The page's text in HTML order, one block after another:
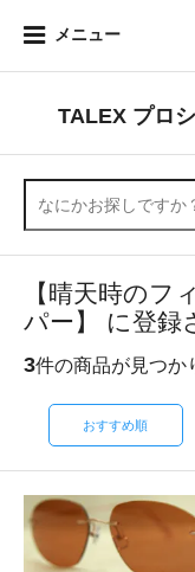
メニュー
TALEX プロ
【晴天時のフ
パー】 に登録
3件の商品が見つか
おすすめ順